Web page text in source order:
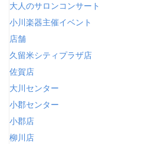
大人のサロンコンサート
小川楽器主催イベント
店舗
久留米シティプラザ店
佐賀店
大川センター
小郡センター
小郡店
柳川店